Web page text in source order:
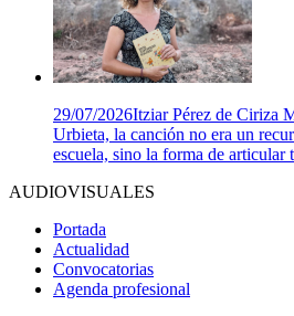
29/07/2026Itziar Pérez de Ciriza
Urbieta, la canción no era un
escuela, sino la forma de articular
AUDIOVISUALES
Portada
Actualidad
Convocatorias
Agenda profesional